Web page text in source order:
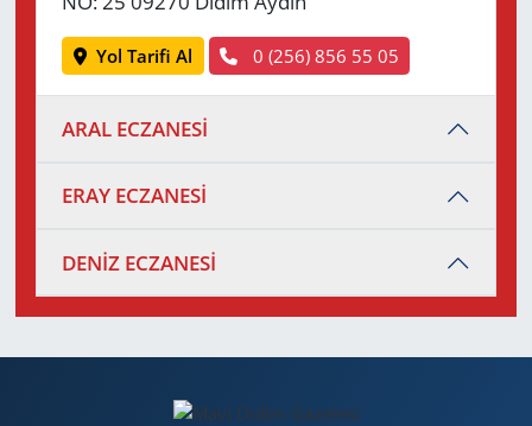
Yol Tarifi Al 0 (256) 856 55 05
ARAL ECZANESİ
ERAY ECZANESİ
DENİZ ECZANESİ